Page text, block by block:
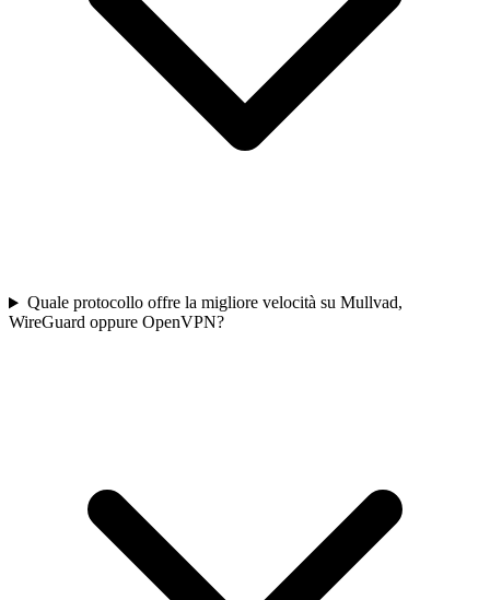
Quale protocollo offre la migliore velocità su Mullvad,
WireGuard oppure OpenVPN?